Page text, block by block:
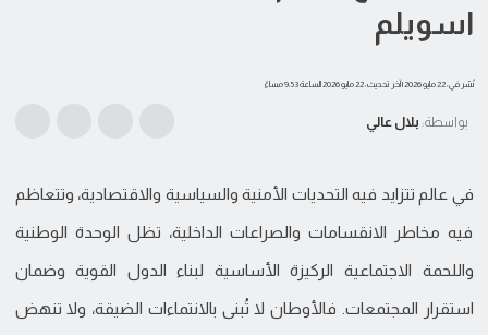
اسويلم
نُشر في: 22 مايو 2026 | آخر تحديث: 22 مايو 2026 الساعة 9:53 مساءً
بواسطة: بلال عالي
في عالم تتزايد فيه التحديات الأمنية والسياسية والاقتصادية، وتتعاظم
فيه مخاطر الانقسامات والصراعات الداخلية، تظل الوحدة الوطنية
واللحمة الاجتماعية الركيزة الأساسية لبناء الدول القوية وضمان
استقرار المجتمعات. فالأوطان لا تُبنى بالانتماءات الضيقة، ولا تنهض